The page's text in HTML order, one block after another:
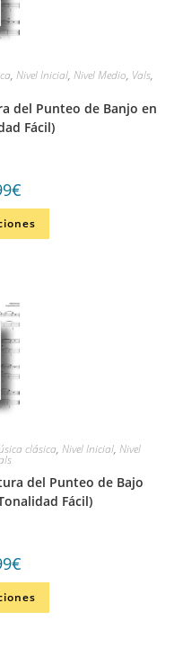
, Nivel Inicial, Nivel Medio, Vals,
del Punteo de Banjo en
Fácil)
€
clásica, Nivel Inicial, Nivel
del Punteo de Bajo
Fácil)
€